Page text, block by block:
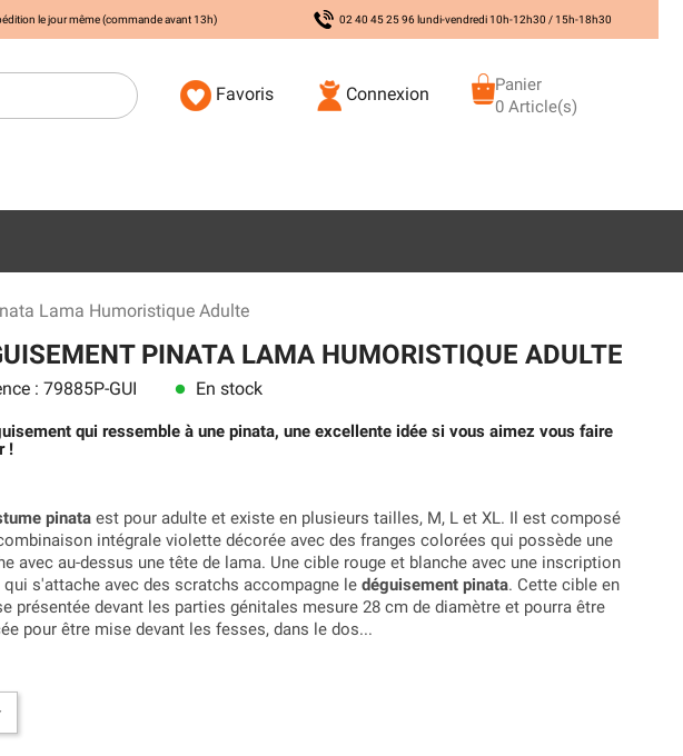
le jour même (commande avant 13h) 02 40 45 25 96 lundi-vendredi 10h-12h30 / 15h-18h30
Favoris Connexion
Panier
0 Article(s)
Lama Humoristique Adulte
PINATA LAMA HUMORISTIQUE ADULTE
: 79885P-GUI lens En stock
qui ressemble à une pinata, une excellente idée si vous aimez vous faire
!
pinata est pour adulte et existe en plusieurs tailles, M, L et XL. Il est composé
intégrale violette décorée avec des franges colorées qui possède une
avec au-dessus une tête de lama. Une cible rouge et blanche avec une inscription
s'attache avec des scratchs accompagne le déguisement pinata. Cette cible en
présentée devant les parties génitales mesure 28 cm de diamètre et pourra être
pour être mise devant les fesses, dans le dos...